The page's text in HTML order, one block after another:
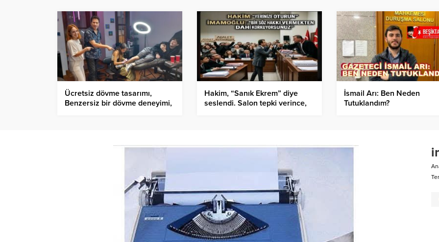
Ücretsiz dövme tasarımı,
Benzersiz bir dövme deneyimi,
Hakim, “Sanık Ekrem” diye
seslendi. Salon tepki verince,
İsmail Arı: Ben Neden
Tutuklandım?